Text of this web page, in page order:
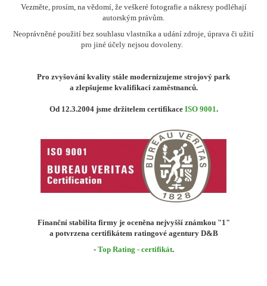
Vezměte, prosím, na vědomí, že veškeré fotografie a nákresy podléhají
autorským právům.
Neoprávněné použití bez souhlasu vlastníka a udání zdroje, úprava či užití
pro jiné účely nejsou dovoleny.
Pro zvyšování kvality stále modernizujeme strojový park
a zlepšujeme kvalifikaci zaměstnanců.
Od 12.3.2004 jsme držitelem certifikace ISO 9001.
Finanční stabilita firmy je oceněna nejvyšší známkou "1"
a potvrzena certifikátem ratingové agentury D&B
- Top Rating - certifikát.